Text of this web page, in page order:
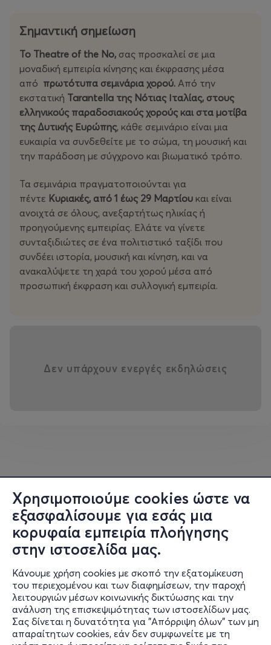
Χρησιμοποιούμε cookies ώστε να
εξασφαλίσουμε για εσάς μια
κορυφαία εμπειρία πλοήγησης
στην ιστοσελίδα μας.
Κάνουμε χρήση cookies με σκοπό την εξατομίκευση
του περιεχομένου και των διαφημίσεων, την παροχή
λειτουργιών μέσων κοινωνικής δικτύωσης και την
ανάλυση της επισκεψιμότητας των ιστοσελίδων μας.
Σας δίνεται η δυνατότητα για "Απόρριψη όλων" των μη
απαραίτητων cookies, εάν δεν συμφωνείτε με τη
φόρμες, εξερευνώντας τη σχέση του σώματος με τη
μουσική και τον χώρο,
συνδυάζοντας τεχνική, έκφραση και ιστορικό πλαίσιο.
Διδασκαλία: Κωνσταντίνα Καλκάνη, Ιωάννα Χαμαλέλη
Μέγιστος αριθμός συμμετεχόντων: 30
Τιμή Εισιτηρίου: 16€
Προπώληση Εισιτηρίων: more.com
Κρατήσεις Θέσεων: 693 807 4847 Κων/να Καλκάνη
Συντελεστές:
Σχεδιασμός Αφίσας: Σωτηρία Μπράμου
Επικοινωνία & Δημόσιες Σχέσεις: Ελευθερία Σακαρέλη
THEATRE OF THE NO: Κωνσταντίνου Παλαιολόγου 3,
Αθήνα Ι 6946851001
Website & Social Media: TheatreoftheNO I Facebook I
Instagram
Sunday, March 8
THEATRE OF THE NO
Sunday, March 8, 18:00 – 20:00
An experiential journey into Western Europe through
traditional dances
rich in rhythm, history, and symbolism.
From Portugal, we will explore Repasseado, a dynamic
dance based on
movement. From
France, we will discover Danse de l’Ours, an archaic and
expressive
dance featuring elements of imitation and symbolism, as
well as the
Σημαντική σημείωση
Το Theatre of the No, σας προσκαλεί σε μια
μοναδική εμπειρία κίνησης και έκφρασης μέσα
από πρωτότυπα σεμινάρια χορού. Από την
εκστατική Tarantella της Νότιας Ιταλίας, στους
ελληνικούς παραδοσιακούς χορούς και στα μοτίβα
της Δυτικής Ευρώπης, κάθε σεμινάριο είναι μια
ευκαιρία να συνδεθείτε με το σώμα, τη μουσική και
την παράδοση με σύγχρονο και βιωματικό τρόπο.
Τα σεμινάρια πραγματοποιούνται για
πέντε Κυριακές, από 1 έως 29 Μαρτίου και είναι
ανοιχτά σε όλους, ανεξαρτήτως ηλικίας ή
προηγούμενης εμπειρίας. Ελάτε να γίνετε
συνταξιδιώτες σε ένα πολιτιστικό ταξίδι που
συνδέει ιστορία, μουσική και κίνηση, και να
ανακαλύψετε τη χαρά του χορού μέσα από
προσωπική έκφραση και συλλογική εμπειρία.
Δεν υπάρχουν ενεργές εκδηλώσεις
Πληροφορίες